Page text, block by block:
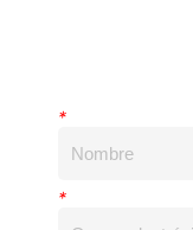
*
*